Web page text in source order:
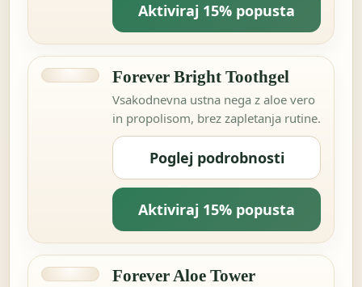
Aktiviraj 15% popusta
Forever Bright Toothgel
Vsakodnevna ustna nega z aloe vero
in propolisom, brez zapletanja rutine.
Poglej podrobnosti
Aktiviraj 15% popusta
Forever Aloe Tower